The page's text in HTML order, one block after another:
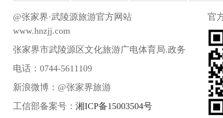
@张家界·武陵源旅游官方网站
www.hnzjj.com
张家界市武陵源区文化旅游广电体育局.政务
电话：0744-5611109
新浪微博：@张家界旅游
工信部备案号： 湘ICP备15003504号
官